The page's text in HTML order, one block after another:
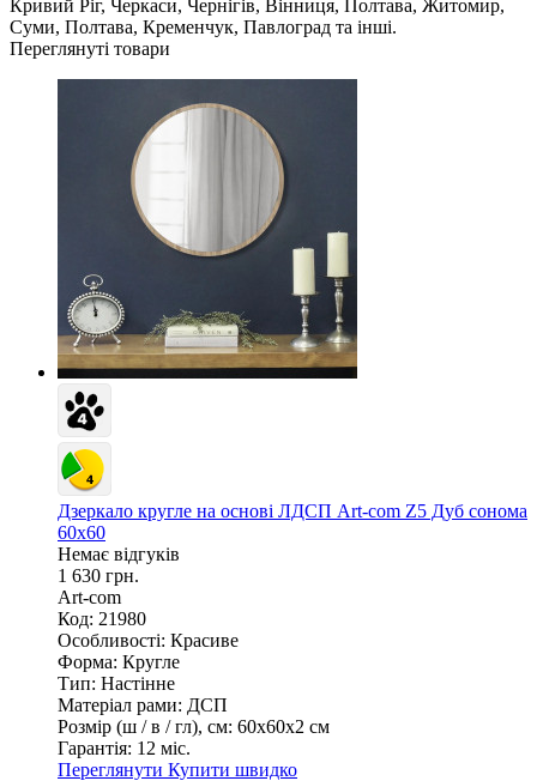
Кривий Ріг, Черкаси, Чернігів, Вінниця, Полтава, Житомир,
Суми, Полтава, Кременчук, Павлоград та інші.
Переглянуті товари
Дзеркало кругле на основі ЛДСП Art-com Z5 Дуб сонома
60х60
Немає відгуків
1 630 грн.
Art-com
Код: 21980
Особливості: Красиве
Форма: Кругле
Тип: Настінне
Матеріал рами: ДСП
Розмір (ш / в / гл), см: 60х60х2 см
Гарантія: 12 міс.
Переглянути Купити швидко